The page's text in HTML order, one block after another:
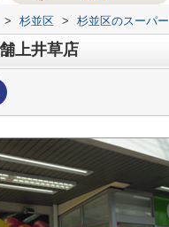
> 杉並区 > 杉並区のスーパー
上井草店